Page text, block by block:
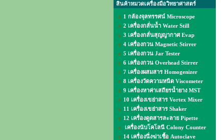
สินค้าหมวดเครื่องมือวิทยาศาสตร์
1 กล้องจุลทรรศน์ Microscope
2 เครื่องกลั่นน้ำ Water Still
3 เครื่องกลั่นสุญญากาศ Evap
4 เครื่องกวน Magnetic Stirrer
5 เครื่องกวน Jar Tester
6 เครื่องกวน Overhead Stirrer
7 เครื่องผสมสาร Homogenizer
8 เครื่องวัดความหนืด Viscometer
9 เครื่องหาค่าเสถียรน้ำยาง MST
10 เครื่องเขย่าสาร Vortex Mixer
11 เครื่องเขย่าสาร Shaker
12 เครื่องดูดสารละลาย Pipette
เครื่องนับโคโลนี Colony Counter
14 เครื่องนึ่งฆ่าเชื้อ Autoclave